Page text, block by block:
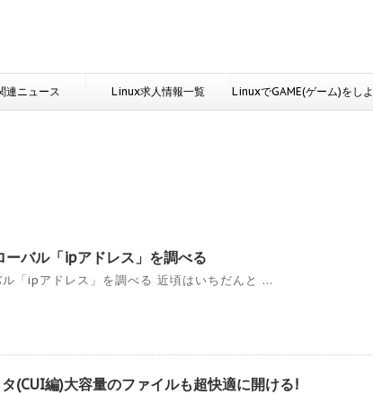
連ニュース Linux求人情報一覧 LinuxでGAME(ゲーム)をしよ
バル「ipアドレス」を調べる
「ipアドレス」を調べる 近頃はいちだんと ...
(CUI編)大容量のファイルも超快適に開ける!